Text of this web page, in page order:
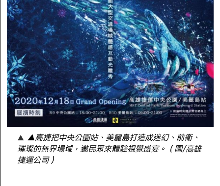
▲高捷把中央公園站、美麗島打造成迷幻、前衛、
璀璨的無界場域，邀民眾來體驗視覺盛宴。（圖/高雄
捷運公司）